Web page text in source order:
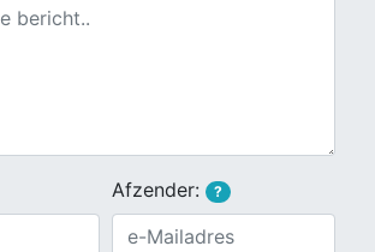
Afzender: ?